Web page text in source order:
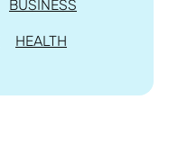
BUSINESS
HEALTH